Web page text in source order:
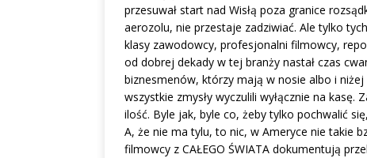
przesuwał start nad Wisłą poza granice
aerozolu, nie przestaje zadziwiać. Ale tylko
klasy zawodowcy, profesjonalni filmowcy,
od dobrej dekady w tej branży nastał czas
biznesmenów, którzy mają w nosie albo i
wszystkie zmysły wyczulili wyłącznie na
ilość. Byle jak, byle co, żeby tylko pochwalić
A, że nie ma tylu, to nic, w Ameryce nie takie
filmowcy z CAŁEGO ŚWIATA dokumentują